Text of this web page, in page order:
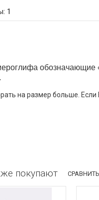
1
обозначающие
на размер больше.
покупают